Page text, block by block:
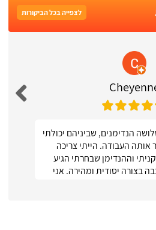
לצפייה בכל הביקורות
הנדימנים, שביניהם יכולתי
אותה העבודה. הייתי צריכה
וההנדימן שבחרתי הגיע
בצורה יסודית ומהירה. אני